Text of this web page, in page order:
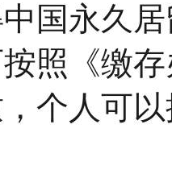
国永久
照《缴
个人可